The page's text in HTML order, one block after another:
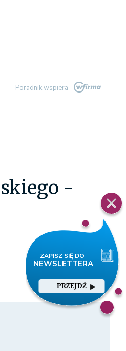
Poradnik wspiera
PRZEJDŹ
-